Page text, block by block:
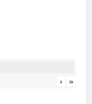
› »